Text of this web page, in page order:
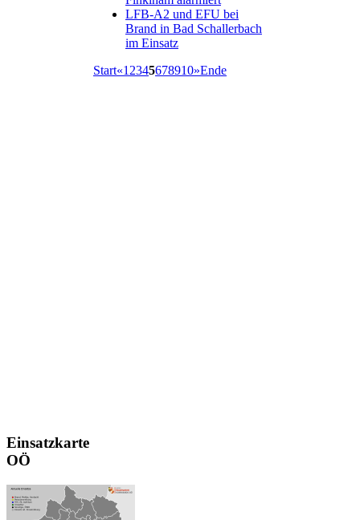
LFB-A2 und EFU bei
Brand in Bad Schallerbach
im Einsatz
Start«1 2345678910»Ende
Einsatzkarte
OÖ